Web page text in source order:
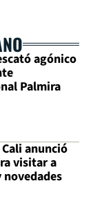
agónico
Palmira
anunció
visitar a
novedades